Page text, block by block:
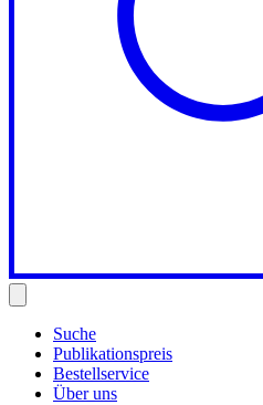
Suche
Publikationspreis
Bestellservice
Über uns